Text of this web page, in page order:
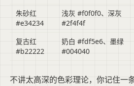
朱砂红
#e34234
浅灰 #f0f0f0、深灰
#2f4f4f
复古红
#b22222
奶白 #fdf5e6、墨绿
#004040
不讲太高深的色彩理论，你记住一